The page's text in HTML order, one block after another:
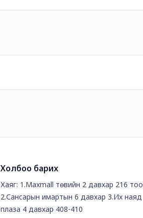
Холбоо барих
Хаяг: 1.Maxmall төвийн 2 давхар 216
2.Сансарын имартын 6 давхар 3.Их наяд
плаза 4 давхар 408-410